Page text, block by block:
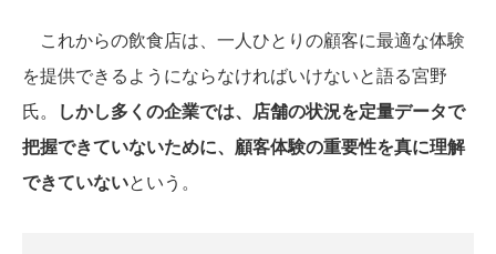
これからの飲食店は、一人ひとりの顧客に最適な体験
を提供できるようにならなければいけないと語る宮野
氏。
しかし多くの企業では、店舗の状況を定量データで
把握できていないために、顧客体験の重要性を真に理解
できていないという。